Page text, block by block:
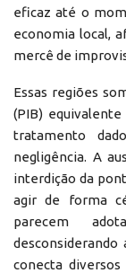
eficaz até o
economia local,
mercê de
Essas regiões
(PIB)
tratamento
negligência. A
interdição da
agir de forma
parecem
desconsiderando
conecta